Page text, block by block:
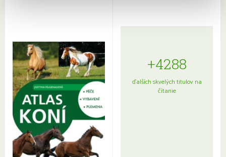
+4288
ďalších skvelých titulov na
čítanie